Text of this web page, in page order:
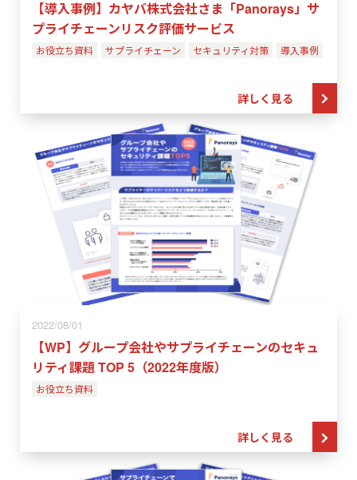
【導入事例】カヤバ株式会社さま「Panorays」サ
プライチェーンリスク評価サービス
お役立ち資料 サプライチェーン セキュリティ対策 導入事例
詳しく見る
2022/08/01
【WP】グループ会社やサプライチェーンのセキュ
リティ課題 TOP 5（2022年度版）
お役立ち資料
詳しく見る